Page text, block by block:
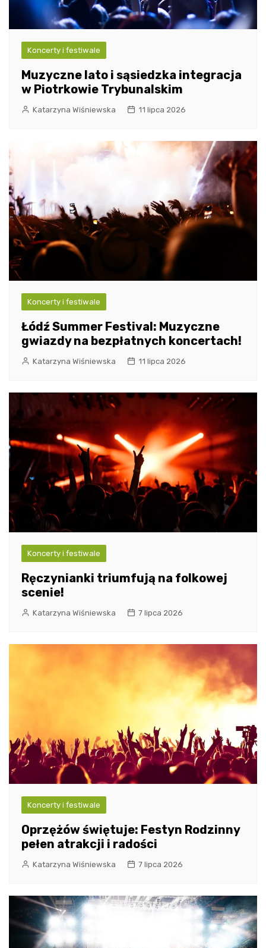
Koncerty i festiwale
Muzyczne lato i sąsiedzka integracja
w Piotrkowie Trybunalskim
Katarzyna Wiśniewska 11 lipca 2026
Koncerty i festiwale
Łódź Summer Festival: Muzyczne
gwiazdy na bezpłatnych koncertach!
Katarzyna Wiśniewska 11 lipca 2026
Koncerty i festiwale
Ręczynianki triumfują na folkowej
scenie!
Katarzyna Wiśniewska 7 lipca 2026
Koncerty i festiwale
Oprzężów świętuje: Festyn Rodzinny
pełen atrakcji i radości
Katarzyna Wiśniewska 7 lipca 2026